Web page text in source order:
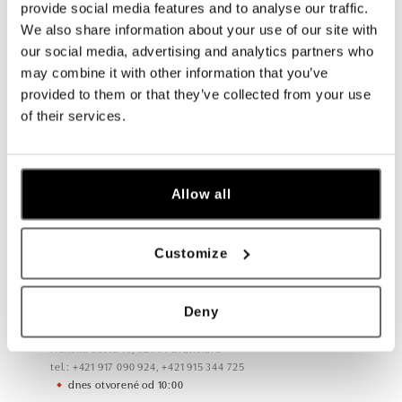
provide social media features and to analyse our traffic.
We also share information about your use of our site with
our social media, advertising and analytics partners who
may combine it with other information that you’ve
provided to them or that they’ve collected from your use
of their services.
Allow all
Customize
Deny
Všetky Česko Slovensko
ALO diamonds Hilton, Košice
dnes otvorené od 09:00
ALO diamonds OC Aupark, Bratislava
dnes otvorené od 10:00
ALO diamonds OC Avion, Bratislava
tel.: +421 917 090 924, +421 915 344 725
dnes otvorené od 10:00